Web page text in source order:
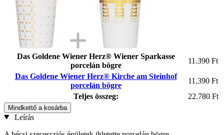
Das Goldene Wiener Herz® Wiener Sparkasse
porcelán bögre
11.390 Ft
Das Goldene Wiener Herz® Kirche am Steinhof
porcelán bögre
11.390 Ft
Teljes összeg:
22.780 Ft
Mindkettő a kosárba
Leírás